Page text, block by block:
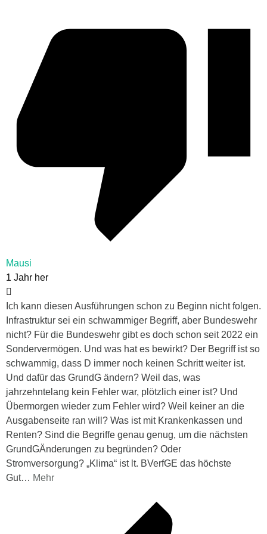
Mausi
1 Jahr her
Ich kann diesen Ausführungen schon zu Beginn nicht folgen.
Infrastruktur sei ein schwammiger Begriff, aber Bundeswehr
nicht? Für die Bundeswehr gibt es doch schon seit 2022 ein
Sondervermögen. Und was hat es bewirkt? Der Begriff ist so
schwammig, dass D immer noch keinen Schritt weiter ist.
Und dafür das GrundG ändern? Weil das, was
jahrzehntelang kein Fehler war, plötzlich einer ist? Und
Übermorgen wieder zum Fehler wird? Weil keiner an die
Ausgabenseite ran will? Was ist mit Krankenkassen und
Renten? Sind die Begriffe genau genug, um die nächsten
GrundGÄnderungen zu begründen? Oder
Stromversorgung? „Klima“ ist lt. BVerfGE das höchste
Gut… Mehr